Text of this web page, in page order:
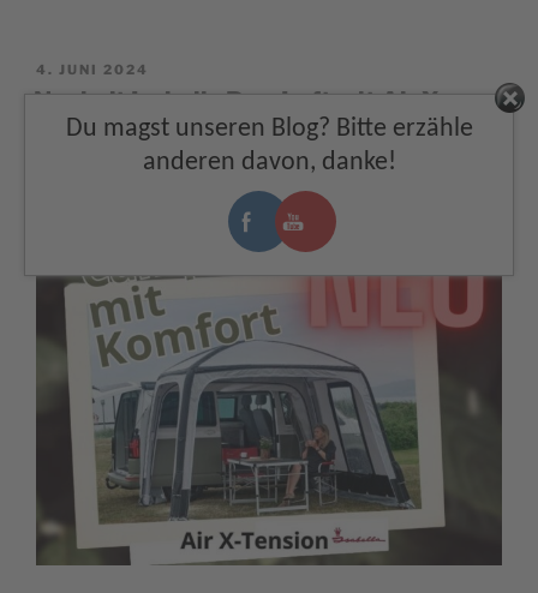
POSTED
ON
4. JUNI 2024
Neuheit Isabella Bus-Luftzelt Air X-
Tension
Du magst unseren Blog? Bitte erzähle
anderen davon, danke!
Facebook